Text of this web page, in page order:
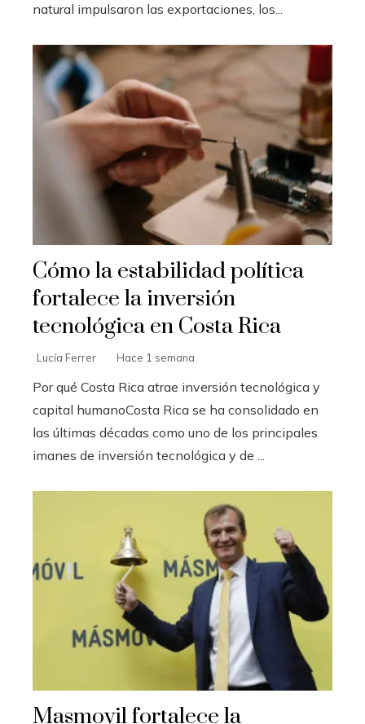
natural impulsaron las exportaciones, los...
Cómo la estabilidad política
fortalece la inversión
tecnológica en Costa Rica
Lucía Ferrer Hace 1 semana
Por qué Costa Rica atrae inversión tecnológica y
capital humanoCosta Rica se ha consolidado en
las últimas décadas como uno de los principales
imanes de inversión tecnológica y de ...
Masmovil fortalece la